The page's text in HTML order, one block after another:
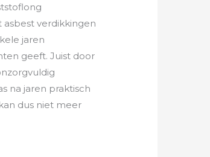
asbest verdikkingen
jaren
geeft. Juist door
na jaren praktisch
dus niet meer